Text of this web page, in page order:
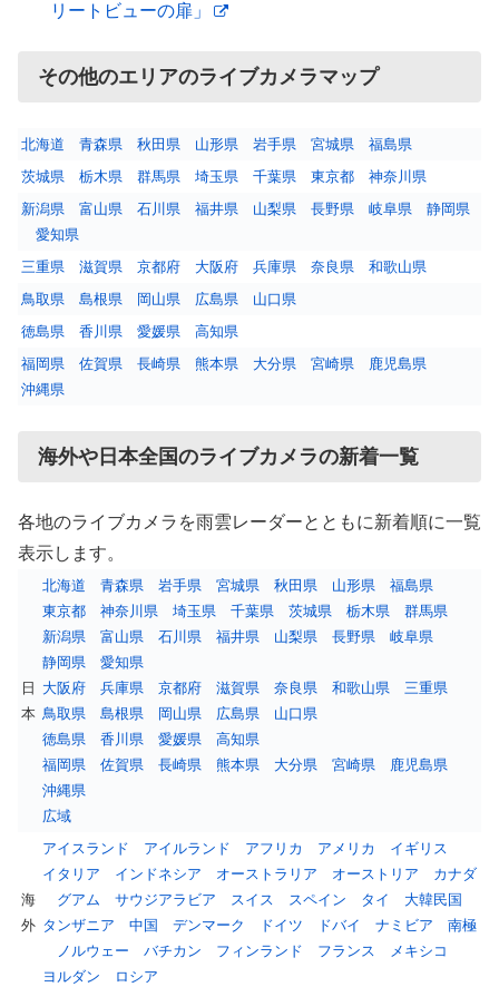
リートビューの扉」
その他のエリアのライブカメラマップ
北海道 青森県 秋田県 山形県 岩手県 宮城県
福島県
茨城県
栃木県 群馬県 埼玉県 千葉県 東京都
神奈川県
新潟県
富山県 石川県 福井県 山梨県 長野県 岐阜県
静岡県
愛知県
三重県
滋賀県 京都府 大阪府 兵庫県 奈良県
和歌山県
鳥取県
島根県 岡山県 広島県
山口県
徳島県
香川県 愛媛県
高知県
福岡県
佐賀県 長崎県 熊本県 大分県 宮崎県
鹿児島県
沖縄県
海外や日本全国のライブカメラの新着一覧
各地のライブカメラを雨雲レーダーとともに新着順に一覧
表示します。
日
本
北海道 青森県 岩手県 宮城県 秋田県 山形県
福島県
東京都
神奈川県 埼玉県 千葉県 茨城県 栃木県
群馬県
新潟県
富山県 石川県 福井県 山梨県 長野県
岐阜県
静岡県
愛知県
大阪府
兵庫県 京都府 滋賀県 奈良県 和歌山県
三重県
鳥取県
島根県 岡山県 広島県
山口県
徳島県
香川県 愛媛県
高知県
福岡県
佐賀県 長崎県 熊本県 大分県 宮崎県
鹿児島県
沖縄県
広域
海
外
アイスランド アイルランド アフリカ アメリカ
イギリス
イタリア
インドネシア オーストラリア オーストリア
カナダ
グアム
サウジアラビア スイス スペイン タイ
大韓民国
タンザニア
中国 デンマーク ドイツ ドバイ ナミビア
南極
ノルウェー
バチカン フィンランド フランス
メキシコ
ヨルダン
ロシア